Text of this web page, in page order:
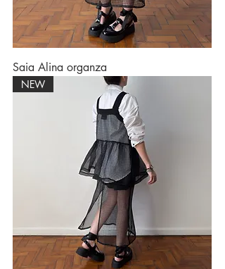
Saia Alina organza
NEW